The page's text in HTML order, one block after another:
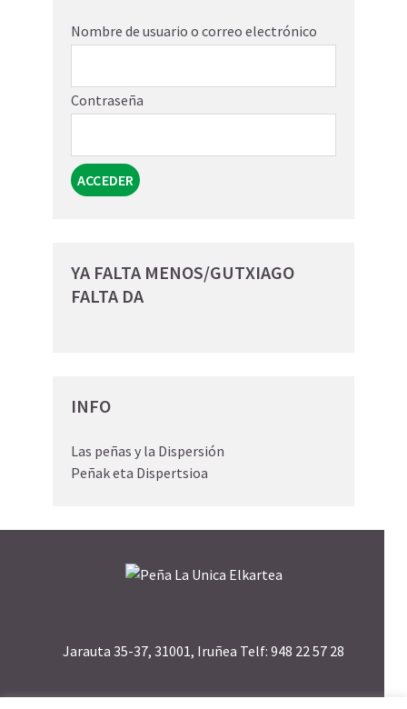
Nombre de usuario o correo electrónico
Contraseña
YA FALTA MENOS/GUTXIAGO
FALTA DA
INFO
Las peñas y la Dispersión
Peñak eta Dispertsioa
Jarauta 35-37, 31001, Iruñea Telf: 948 22 57 28